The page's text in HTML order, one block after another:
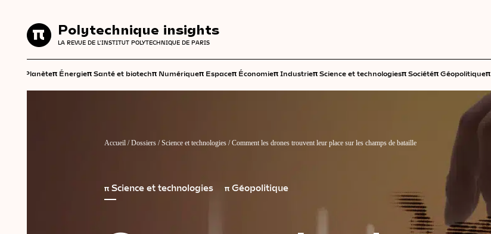
Polytechnique insights
LA REVUE DE L'INSTITUT POLYTECHNIQUE DE PARIS
Planèteπ Énergieπ Santé et biotechπ Numériqueπ Espaceπ Économieπ Industrieπ Science et technologiesπ Sociétéπ Géopolitiqueπ
Polytechnique insights
LA REVUE DE L'INSTITUT POLYTECHNIQUE DE PARIS
Accueil /Dossiers /Science et technologies /Comment les drones trouvent leur place sur les champs de bataille
π Science et technologies π Géopolitique